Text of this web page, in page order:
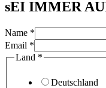
sEI IMMER
Name *
Email *
Land *
Deutschland